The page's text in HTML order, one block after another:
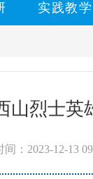
实践教学
山烈士英
间：2023-12-13